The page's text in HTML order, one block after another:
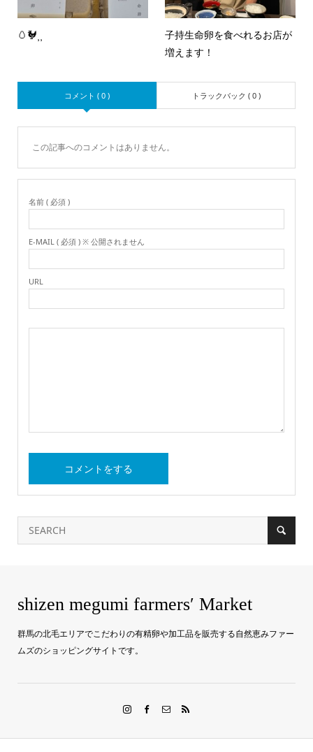
🥚🐓⸒⸒
子持生命卵を食べれるお店が
増えます！
コメント ( 0 ) トラックバック ( 0 )
この記事へのコメントはありません。
名前 ( 必須 )
E-MAIL ( 必須 ) ※ 公開されません
URL
shizen megumi farmers′ Market
群馬の北毛エリアでこだわりの有精卵や加工品を販売する自然恵みファー
ムズのショッピングサイトです。